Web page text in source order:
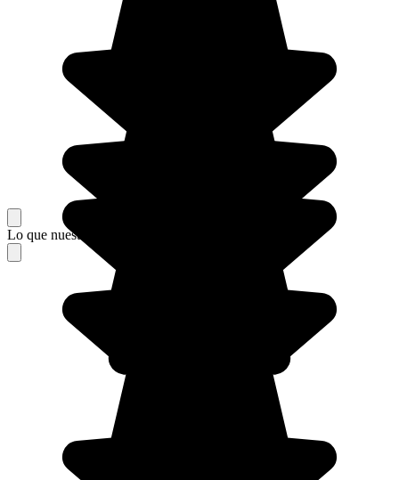
Lo que nuestros viajeros piensan de su estancia